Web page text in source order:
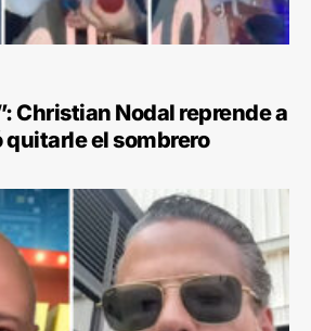
Christian Nodal reprende a
el sombrero